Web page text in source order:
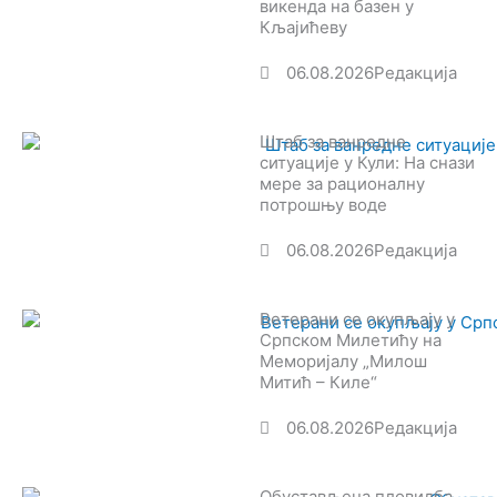
викенда на базен у
Кљајићеву
06.08.2026Редакција
Штаб за ванредне
ситуације у Кули: На снази
мере за рационалну
потрошњу воде
06.08.2026Редакција
Ветерани се окупљају у
Српском Милетићу на
Меморијалу „Милош
Митић – Киле“
06.08.2026Редакција